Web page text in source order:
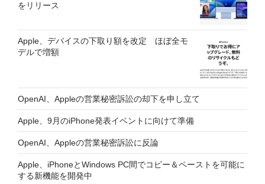
をリリース
Apple、デバイスの下取り額を改定 ほぼ全モ
デルで増額
OpenAI、Appleの営業秘密訴訟の却下を申し立て
Apple、9月のiPhone発表イベントに向けて準備
OpenAI、Appleの営業秘密訴訟に反論
Apple、iPhoneとWindows PC間でコピー＆ペーストを可能に
する新機能を開発中